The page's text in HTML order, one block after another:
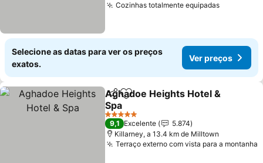
Cozinhas totalmente equipadasVer
Selecione as datas para ver os preços
exatos.
Ver preços
PartilharAdicionar aos favoritos
Aghadoe Heights Hotel &
Spa
Ver preços
5 Estrelas
9,1 Excelente
5.874
Killarney, a 13.4 km de Milltown
Terraço externo com vista para a montanha